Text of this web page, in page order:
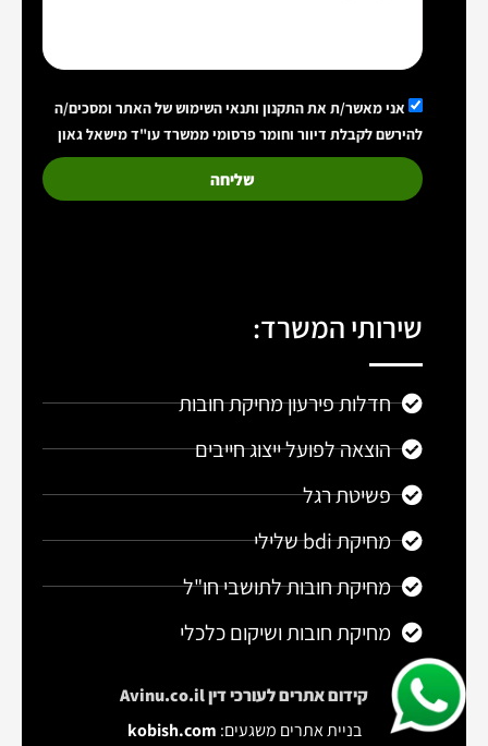
אני מאשר/ת את התקנון ותנאי השימוש של האתר ומסכים/ה
להירשם לקבלת דיוור וחומר פרסומי ממשרד עו"ד מישאל גאון
שליחה
שירותי המשרד:
חדלות פירעון מחיקת חובות
הוצאה לפועל ייצוג חייבים
פשיטת רגל
מחיקת bdi שלילי
מחיקת חובות לתושבי חו"ל
מחיקת חובות ושיקום כלכלי
קידום אתריםלעורכי דין Avinu.co.il
בניית אתרים משגעים: kobish.com